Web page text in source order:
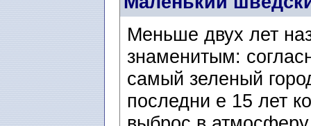
Меньше двух лет
знаменитым:
самый зеленый
последни е 15 лет